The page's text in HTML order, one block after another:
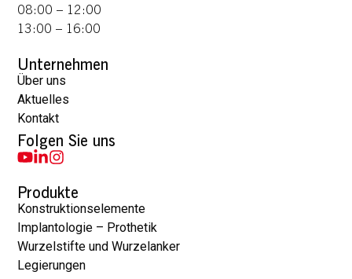
08:00 – 12:00
13:00 – 16:00
Unternehmen
Über uns
Aktuelles
Kontakt
Folgen Sie uns
Produkte
Konstruktionselemente
Implantologie – Prothetik
Wurzelstifte und Wurzelanker
Legierungen